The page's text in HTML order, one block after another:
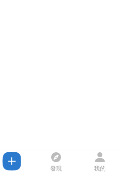
發現 我的